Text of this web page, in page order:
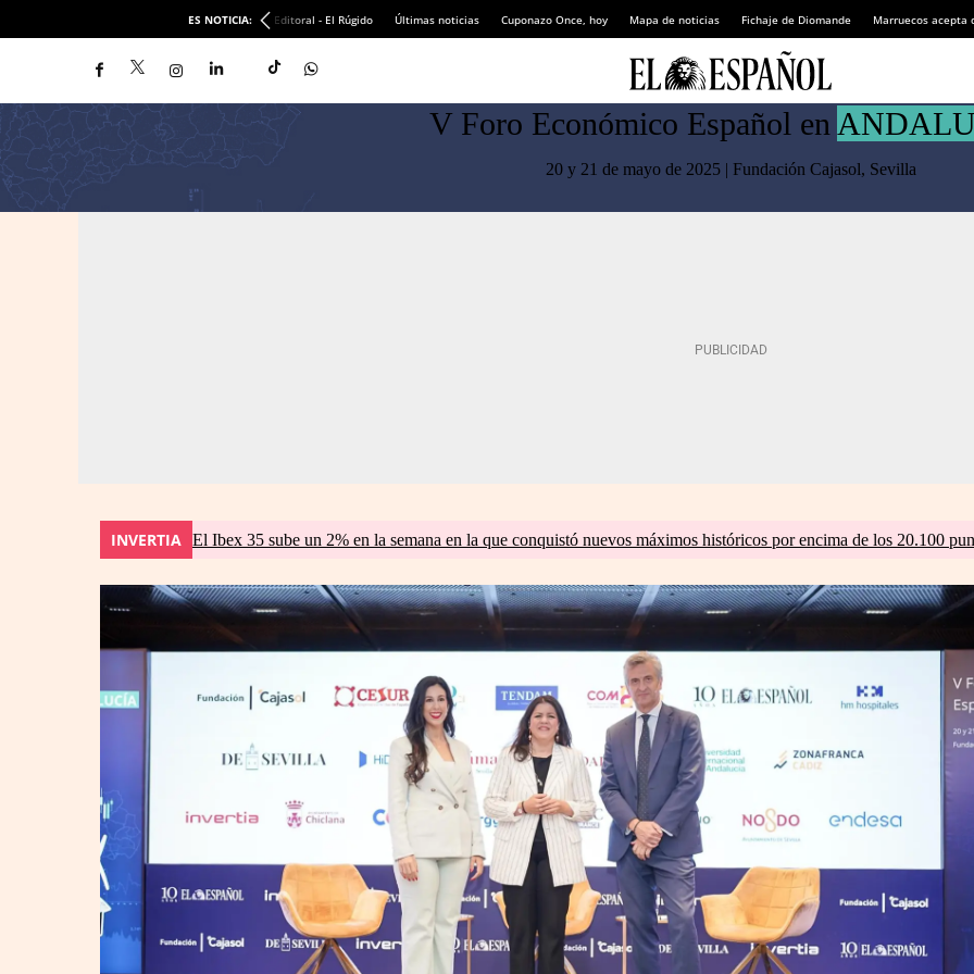
ES NOTICIA: Editoral - El Rúgido Últimas noticias Cuponazo Once, hoy Mapa de noticias Fichaje de Diomande Marruecos acepta
V Foro Económico Español en
20 y 21 de mayo de 2025 | Fundación Cajasol, Sevilla
INVERTIA El Ibex 35 sube un 2% en la semana en la que conquistó nuevos máximos históricos por encima de los 20.100